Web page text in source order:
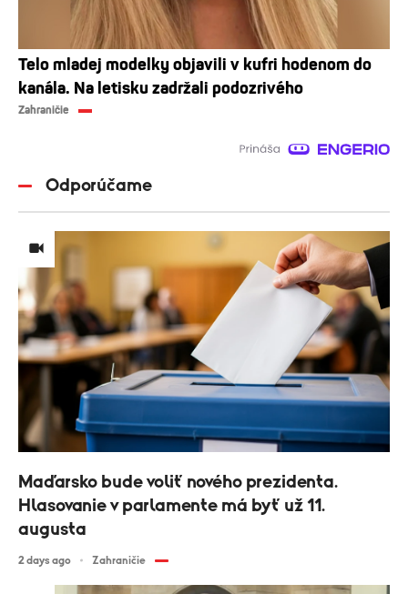
Telo mladej modelky objavili v kufri hodenom do
kanála. Na letisku zadržali podozrivého
Zahraničie
Odporúčame
Maďarsko bude voliť nového prezidenta.
Hlasovanie v parlamente má byť už 11.
augusta
2 days ago Zahraničie